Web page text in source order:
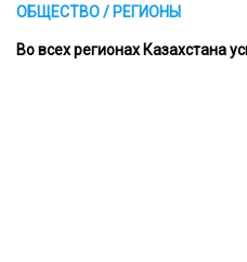
ОБЩЕСТВО / РЕГИОНЫ
Во всех регионах Казахстана